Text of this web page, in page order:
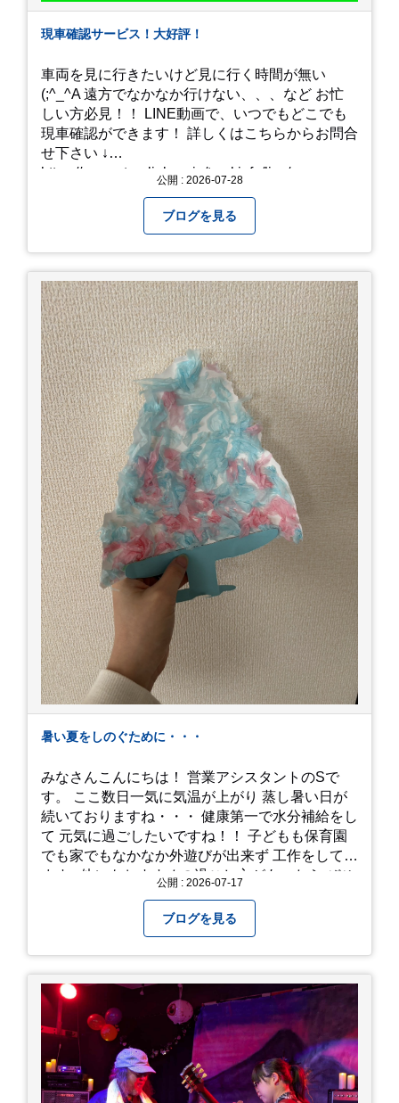
現車確認サービス！大好評！
車両を見に行きたいけど見に行く時間が無い
(;^_^A 遠方でなかなか行けない、、、など お忙
しい方必見！！ LINE動画で、いつでもどこでも
現車確認ができます！ 詳しくはこちらからお問合
せ下さい ↓
https://www.steerlink.co.jp/truckinfo/live/
公開 : 2026-07-28
ブログを見る
暑い夏をしのぐために・・・
みなさんこんにちは！ 営業アシスタントのSで
す。 ここ数日一気に気温が上がり 蒸し暑い日が
続いておりますね・・・ 健康第一で水分補給をし
て 元気に過ごしたいですね！！ 子どもも保育園
でも家でもなかなか外遊びが出来ず 工作をしてい
ます♪ 他にもおすすめの過ごし方があったら ぜひ
公開 : 2026-07-17
ブログを見る